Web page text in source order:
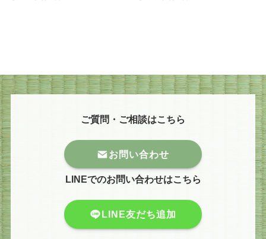
ご質問・ご相談はこちら
お問い合わせ
LINEでのお問い合わせはこちら
LINE友だち追加